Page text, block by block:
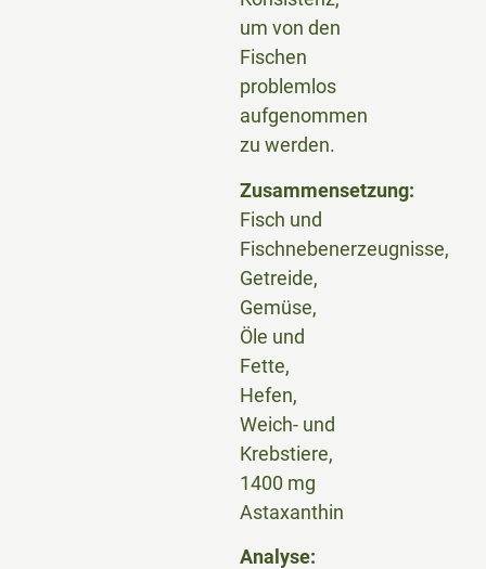
um von den
Fischen
problemlos
aufgenommen
zu werden.
Zusammensetzung:
Fisch und
Fischnebenerzeugnisse,
Getreide,
Gemüse,
Öle und
Fette,
Hefen,
Weich- und
Krebstiere,
1400 mg
Astaxanthin
Analyse: